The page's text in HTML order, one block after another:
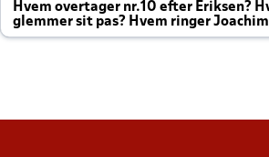
Hvem overtager nr.10 efter Eriksen?
glemmer sit pas? Hvem ringer Joachim
altid til efter kampe?